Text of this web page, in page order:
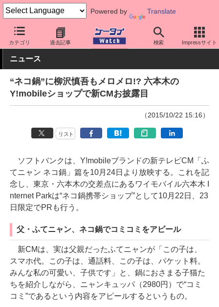
Powered by Translate
カテゴリ 過去記事 検索 Impressサイト
ケータイ Watch キャリア ワイモバイル その他
ニュース
“ネコ鍋”に柳沢慎吾もメロメロ!? 六本木の
Y!mobileショップで新CMお披露目
（2015/10/22 15:16）
リスト
ソフトバンクは、Y!mobileブランドの新テレビCM「ふ
てニャン ネコ鍋」篇を10月24日より放映する。これを記
念し、東京・六本木の交差点にあるワイモバイル六本木 I
nternet Parkは“ネコ鍋携帯ショップ”として10月22日、23
日限定でPRも行う。
父・ふてニャン、ネコ鍋でコミコミをアピール
新CMは、実は父親だったふてニャンが「この子は、
スマホ代。この子は、通話料、この子は、パケット料。
みんな私の可愛い、子供です」と、鍋におさまる子猫た
ちを紹介しながら、ニャンキュッパ（2980円）で“コミ
コミ”であるという内容をアピールするというもの。